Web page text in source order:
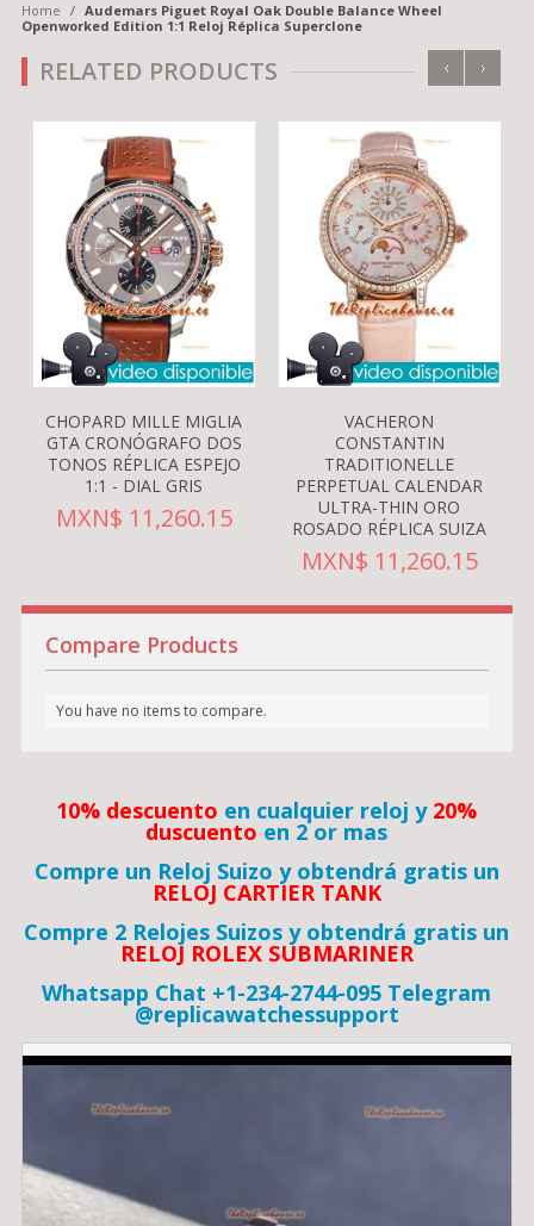
Home / Audemars Piguet Royal Oak Double Balance Wheel
Openworked Edition 1:1 Reloj Réplica Superclone
RELATED PRODUCTS
CHOPARD MILLE MIGLIA
GTA CRONÓGRAFO DOS
TONOS RÉPLICA ESPEJO
1:1 - DIAL GRIS
MXN$ 11,260.15
VACHERON
CONSTANTIN
TRADITIONELLE
PERPETUAL CALENDAR
ULTRA-THIN ORO
ROSADO RÉPLICA SUIZA
MXN$ 11,260.15
‹ ›
Compare Products
You have no items to compare.
10% descuento en cualquier reloj y 20%
duscuento en 2 or mas
Compre un Reloj Suizo y obtendrá gratis un
RELOJ CARTIER TANK
Compre 2 Relojes Suizos y obtendrá gratis un
RELOJ ROLEX SUBMARINER
Whatsapp Chat +1-234-2744-095 Telegram
@replicawatchessupport